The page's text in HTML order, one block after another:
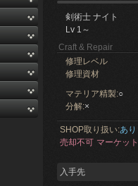
剣術士 ナイト
Lv 1～
Craft & Repair
修理レベル
修理資材
マテリア精製:○
分解:×
SHOP取り扱い:あり
売却不可 マーケッ
入手先